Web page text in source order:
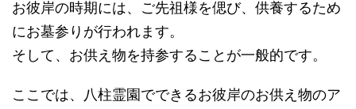
お彼岸の時期には、ご先祖様を偲び、供養するため
にお墓参りが行われます。
そして、お供え物を持参することが一般的です。
ここでは、八柱霊園でできるお彼岸のお供え物のア